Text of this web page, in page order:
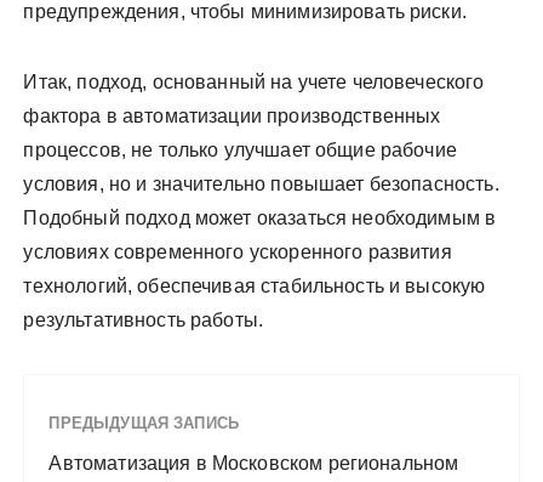
предупреждения, чтобы минимизировать риски.
Итак, подход, основанный на учете человеческого
фактора в автоматизации производственных
процессов, не только улучшает общие рабочие
условия, но и значительно повышает безопасность.
Подобный подход может оказаться необходимым в
условиях современного ускоренного развития
технологий, обеспечивая стабильность и высокую
результативность работы.
ПРЕДЫДУЩАЯ ЗАПИСЬ
Автоматизация в Московском региональном